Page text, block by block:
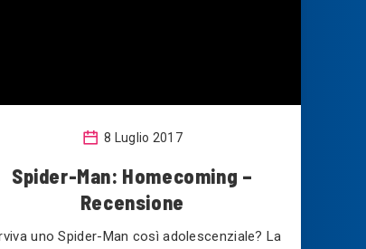
8 Luglio 2017
Spider-Man: Homecoming –
Recensione
uno Spider-Man così adolescenziale? La